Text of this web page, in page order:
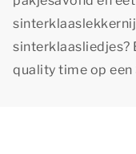
sinterklaasliedjes?
quality time op